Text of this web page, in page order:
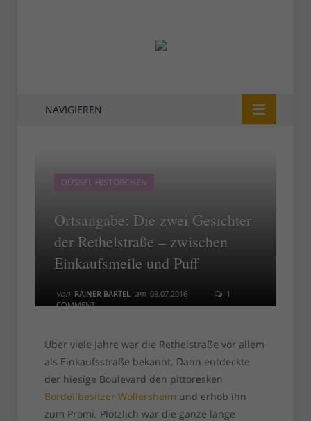
NAVIGIEREN
DÜSSEL-HISTÖRCHEN
Ortsangabe: Die zwei Gesichter
der Rethelstraße – zwischen
Einkaufsmeile und Puff
von RAINER BARTEL am 03.07.2016
1
COMMENT
Über viele Jahre war die Rethelstraße vor allem
als Einkaufsstraße bekannt. Dann entdeckte
der hiesige Boulevard den pittoresken
Bordellbesitzer Wollersheim und erhob ihn
zum Promi. Plötzlich war die ganze lange